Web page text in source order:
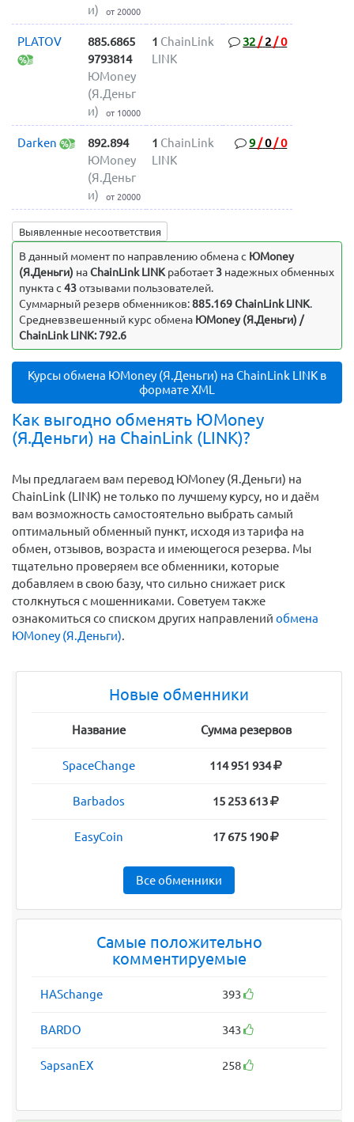
и) от 20000
PLATOV
885.6865
9793814
ЮMoney
(Я.Деньг
и)
от 10000
1 ChainLink
LINK
32 / 2 /0
Darken
892.894
ЮMoney
(Я.Деньг
и)
от 20000
1 ChainLink
LINK
9 /0/0
Выявленные несоответствия
В данный момент по направлению обмена c ЮMoney
(Я.Деньги) наChainLink LINKработает3надежных обменных
пункта с 43отзывами пользователей.
Суммарный резерв обменников:885.169 ChainLink LINK.
Средневзвешенный курс обмена ЮMoney (Я.Деньги) /
ChainLink LINK: 792.6
Курсы обмена ЮMoney (Я.Деньги) на ChainLink LINK в
формате XML
Как выгодно обменять ЮMoney
(Я.Деньги) на ChainLink (LINK)?
Мы предлагаем вам перевод ЮMoney (Я.Деньги) на
ChainLink (LINK) не только по лучшему курсу, но и даём
вам возможность самостоятельно выбрать самый
оптимальный обменный пункт, исходя из тарифа на
обмен, отзывов, возраста и имеющегося резерва. Мы
тщательно проверяем все обменники, которые
добавляем в свою базу, что сильно снижает риск
столкнуться с мошенниками. Советуем также
ознакомиться со списком других направлений обмена
ЮMoney (Я.Деньги).
Новые обменники
Название Сумма резервов
SpaceChange 114 951 934
Barbados 15 253 613
EasyCoin 17 675 190
Все обменники
Самые положительно
комментируемые
HASchange 393
BARDO 343
SapsanEX 258